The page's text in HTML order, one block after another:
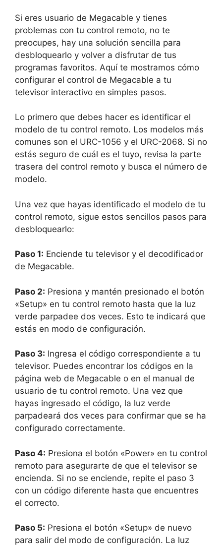
Si eres usuario de Megacable y tienes
problemas con tu control remoto, no te
preocupes, hay una solución sencilla para
desbloquearlo y volver a disfrutar de tus
programas favoritos. Aquí te mostramos cómo
configurar el control de Megacable a tu
televisor interactivo en simples pasos.
Lo primero que debes hacer es identificar el
modelo de tu control remoto. Los modelos más
comunes son el URC-1056 y el URC-2068. Si no
estás seguro de cuál es el tuyo, revisa la parte
trasera del control remoto y busca el número de
modelo.
Una vez que hayas identificado el modelo de tu
control remoto, sigue estos sencillos pasos para
desbloquearlo:
Paso 1: Enciende tu televisor y el decodificador
de Megacable.
Paso 2: Presiona y mantén presionado el botón
«Setup» en tu control remoto hasta que la luz
verde parpadee dos veces. Esto te indicará que
estás en modo de configuración.
Paso 3: Ingresa el código correspondiente a tu
televisor. Puedes encontrar los códigos en la
página web de Megacable o en el manual de
usuario de tu control remoto. Una vez que
hayas ingresado el código, la luz verde
parpadeará dos veces para confirmar que se ha
configurado correctamente.
Paso 4: Presiona el botón «Power» en tu control
remoto para asegurarte de que el televisor se
encienda. Si no se enciende, repite el paso 3
con un código diferente hasta que encuentres
el correcto.
Paso 5: Presiona el botón «Setup» de nuevo
para salir del modo de configuración. La luz